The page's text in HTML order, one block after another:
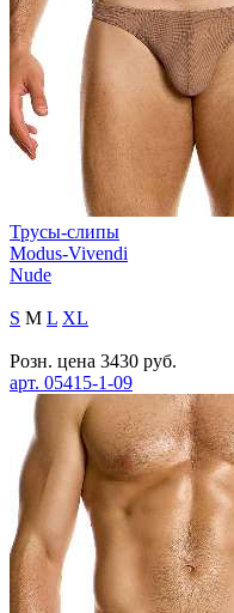
Трусы-слипы
Modus-Vivendi
Nude
S M L XL
Розн. цена 3430 руб.
арт. 05415-1-09